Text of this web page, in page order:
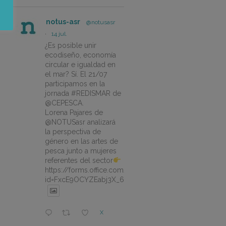
notus-asr
@notusasr
·
14 jul.
¿Es posible unir
ecodiseño, economía
circular e igualdad en
el mar? Sí. El 21/07
participamos en la
jornada #REDISMAR de
@CEPESCA.
Lorena Pajares de
@NOTUSasr analizará
la perspectiva de
género en las artes de
pesca junto a mujeres
referentes del sector
https://forms.office.com/pages/responsepage.aspx?
X